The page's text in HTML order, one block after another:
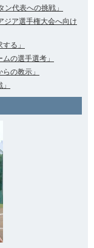
代表への挑戦」
ジア選手権大会へ向け
る」
の選手選考」
の教示」